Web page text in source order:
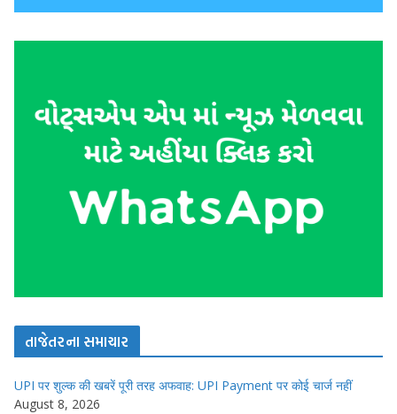
તાજેતરના સમાચાર
UPI पर शुल्क की खबरें पूरी तरह अफवाह: UPI Payment पर कोई चार्ज नहीं
August 8, 2026